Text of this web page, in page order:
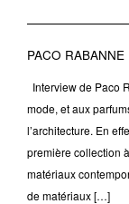
PACO
Interview de Paco
mode, et aux
l’architecture. En
première collection
matériaux
de matériaux […]